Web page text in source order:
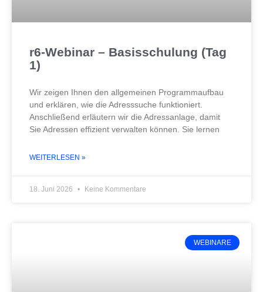
r6-Webinar – Basisschulung (Tag
1)
Wir zeigen Ihnen den allgemeinen Programmaufbau
und erklären, wie die Adresssuche funktioniert.
Anschließend erläutern wir die Adressanlage, damit
Sie Adressen effizient verwalten können. Sie lernen
WEITERLESEN »
18. Juni 2026 Keine Kommentare
WEBINARE